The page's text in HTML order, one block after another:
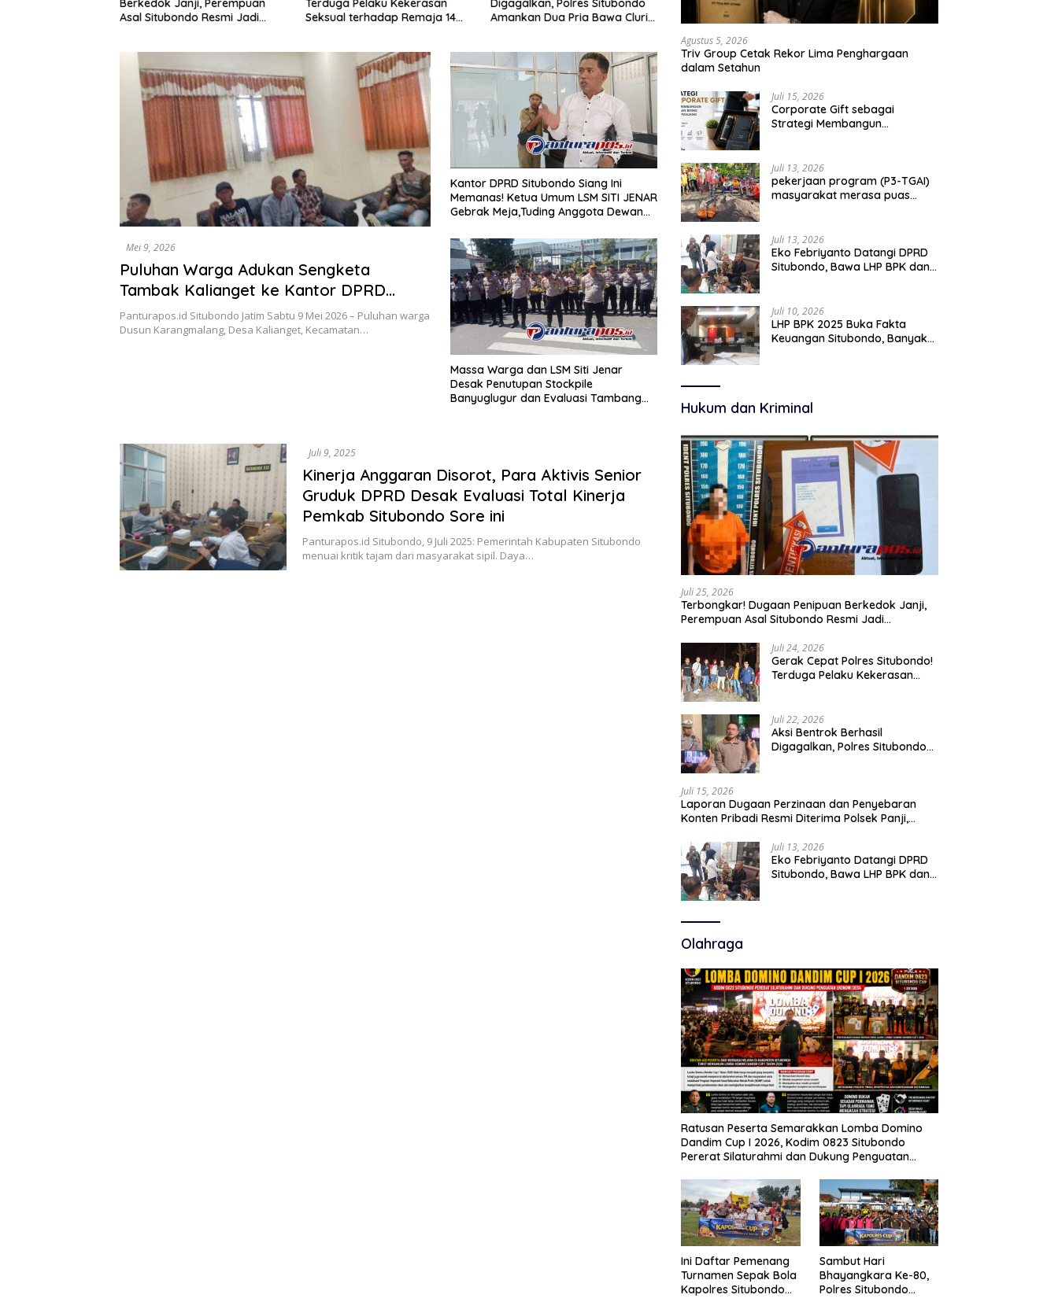
Berkedok Janji, Perempuan
Asal Situbondo Resmi Jadi
Seksual terhadap Remaja 14
Amankan Dua Pria Bawa Clurit
Haul Masyayikh 2026 Berjalan
Sekitar 100 Ribu Jamaah
dan Soliditas TNI-Polri Jaga
Mei 9, 2026
Puluhan Warga Adukan Sengketa
Tambak Kalianget ke Kantor DPRD
Situbondo, Konflik Disebut Bertahun-
Tahun
Panturapos.id Situbondo Jatim Sabtu 9 Mei 2026 – Puluhan warga
Dusun Karangmalang, Desa Kalianget, Kecamatan…
Kantor DPRD Situbondo Siang Ini
Memanas! Ketua Umum LSM SITI JENAR
Gebrak Meja,Tuding Anggota Dewan
Masyarakat
Massa Warga dan LSM Siti Jenar
Desak Penutupan Stockpile
Banyuglugur dan Evaluasi Tambang
Juli 9, 2025
Kinerja Anggaran Disorot, Para Aktivis Senior
Gruduk DPRD Desak Evaluasi Total Kinerja
Pemkab Situbondo Sore ini
Panturapos.id Situbondo, 9 Juli 2025: Pemerintah Kabupaten Situbondo
menuai kritik tajam dari masyarakat sipil. Daya…
Agustus 5, 2026
Triv Group Cetak Rekor Lima Penghargaan
dalam Setahun
Juli 15, 2026
Corporate Gift sebagai
Strategi Membangun
Juli 13, 2026
pekerjaan program (P3-TGAI)
masyarakat merasa puas
Juli 13, 2026
Eko Febriyanto Datangi DPRD
Situbondo, Bawa LHP BPK dan
Juli 10, 2026
LHP BPK 2025 Buka Fakta
Keuangan Situbondo, Banyak
Hukum dan Kriminal
Juli 25, 2026
Terbongkar! Dugaan Penipuan Berkedok Janji,
Perempuan Asal Situbondo Resmi Jadi
Juli 24, 2026
Gerak Cepat Polres Situbondo!
Terduga Pelaku Kekerasan
Juli 22, 2026
Aksi Bentrok Berhasil
Digagalkan, Polres Situbondo
Juli 15, 2026
Laporan Dugaan Perzinaan dan Penyebaran
Konten Pribadi Resmi Diterima Polsek Panji,
Juli 13, 2026
Eko Febriyanto Datangi DPRD
Situbondo, Bawa LHP BPK dan
Olahraga
Ratusan Peserta Semarakkan Lomba Domino
Dandim Cup I 2026, Kodim 0823 Situbondo
Pererat Silaturahmi dan Dukung Penguatan
Ini Daftar Pemenang
Turnamen Sepak Bola
Kapolres Situbondo
Sambut Hari
Bhayangkara Ke-80,
Polres Situbondo